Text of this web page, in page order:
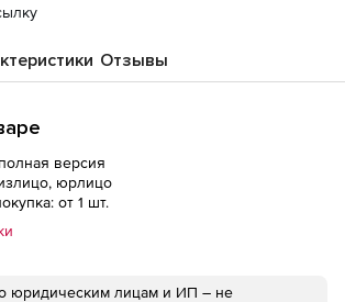
Отзывы
версия
юрлицо
от 1 шт.
юридическим лицам и ИП – не